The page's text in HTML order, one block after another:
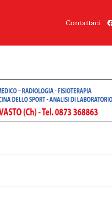
Contattaci